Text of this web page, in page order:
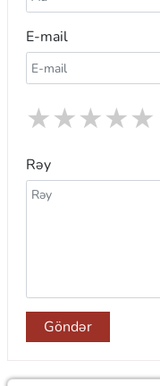
E-mail
★
★
★
★
★
Rəy
Göndər